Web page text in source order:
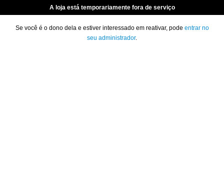
A loja está temporariamente fora de serviço
Se você é o dono dela e estiver interessado em reativar, pode entrar no
seu administrador.